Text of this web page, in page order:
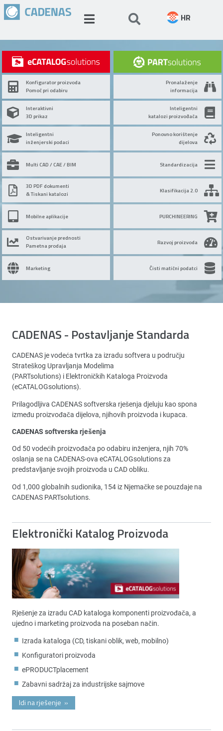
HR
Konfigurator proizvoda
Pomoć pri odabiru
Interaktivni
3D prikaz
Inteligentni
inženjerski podaci
Multi CAD / CAE / BIM
3D PDF dokumenti
& Tiskani katalozi
Mobilne aplikacije
Ostvarivanje prednosti
Pametna prodaja
Marketing
Pronalaženje
informacija
Inteligentni
katalozi proizvođača
Ponovno korištenje
dijelova
Standardizacija
Klasifikacija 2.0
PURCHINEERING
Razvoj proizvoda
Čisti matični podatci
CADENAS - Postavljanje Standarda
CADENAS je vodeća tvrtka za izradu softvera u području
Strateškog Upravljanja Modelima
(PARTsolutions) i Elektroničkih Kataloga Proizvoda
(eCATALOGsolutions).
Prilagodljiva CADENAS softverska rješenja djeluju kao spona
između proizvođača dijelova, njihovih proizvoda i kupaca.
CADENAS softverska rješenja
Od 50 vodećih proizvođača po odabiru inženjera, njih 70%
oslanja se na CADENAS-ova eCATALOGsolutions za
predstavljanje svojih proizvoda u CAD obliku.
Od 1,000 globalnih sudionika, 154 iz Njemačke se pouzdaje na
CADENAS PARTsolutions.
Elektronički Katalog Proizvoda
Rješenje za izradu CAD kataloga komponenti proizvođača, a
ujedno i marketing proizvoda na poseban način.
Izrada kataloga (CD, tiskani oblik, web, mobilno)
Konfiguratori proizvoda
ePRODUCTplacement
Zabavni sadržaj za industrijske sajmove
Idi na rješenje »